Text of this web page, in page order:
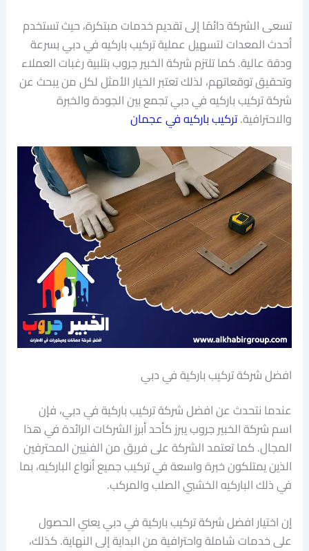
تسعى الشركة دائمًا إلى تقديم خدمات مبتكرة، حيث تستخدم
أحدث المعدات لتسهيل عملية تركيب باركيه في دبي بسرعة
ودقة عالية. كما تلتزم شركة الخبير جروب بتلبية رغبات العملاء
وتحقيق توقعاتهم، لذلك تعتبر الخيار الأمثل لكل من يبحث عن
شركة تركيب باركيه في دبي تجمع بين الجودة والخبرة
والاحترافية.تركيب باركيه في عجمان
افضل شركة تركيب باركية في دبي
عندما نتحدث عن افضل شركة تركيب باركية في دبي، فإن
اسم شركة الخبير جروب يبرز كأحد أبرز الشركات الرائدة في هذا
المجال. كما تعتمد الشركة على فريق من الفنيين المحترفين
الذين يمتلكون خبرة واسعة في تركيب جميع أنواع الباركيه، بما
في ذلك الباركيه الخشبي الصلب والمركب.
إن اختيار افضل شركة تركيب باركية في دبي يعني الحصول
على خدمات شاملة واحترافية من البداية إلى النهاية. كذلك،